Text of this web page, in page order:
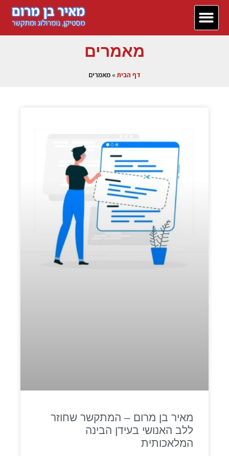
מאמרים
דף הבית » מאמרים
מאיר בן מרום – המתקשר שחוזר
ללב האנושי בעידן הבינה
המלאכותית